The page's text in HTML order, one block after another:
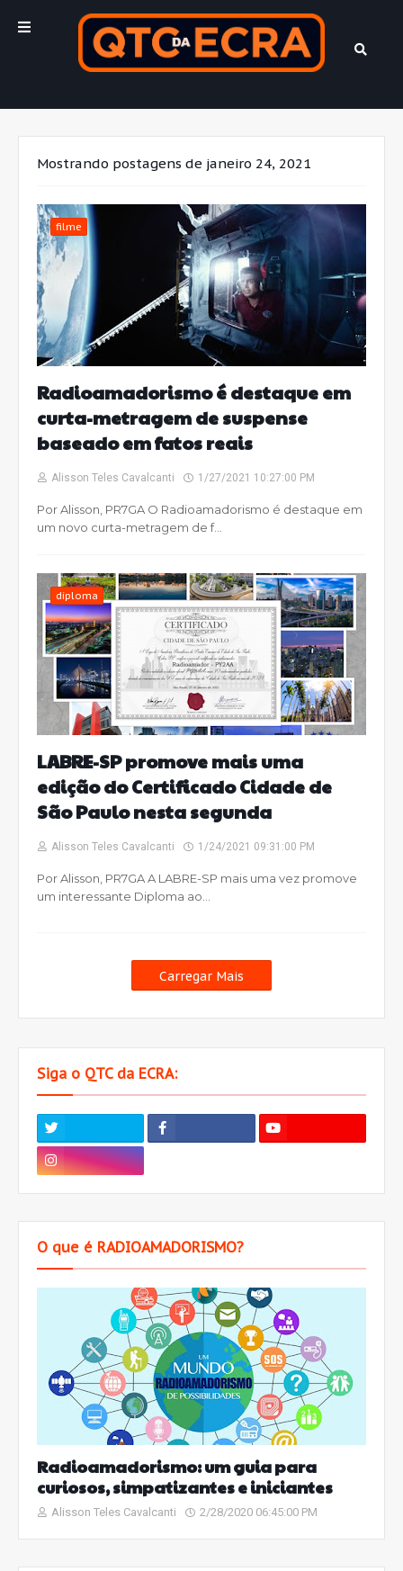
Mostrando postagens de janeiro 24, 2021
filme
Radioamadorismo é destaque em
curta-metragem de suspense
baseado em fatos reais
Alisson Teles Cavalcanti 1/27/2021 10:27:00 PM
Por Alisson, PR7GA O Radioamadorismo é destaque em
um novo curta-metragem de f…
diploma
LABRE-SP promove mais uma
edição do Certificado Cidade de
São Paulo nesta segunda
Alisson Teles Cavalcanti 1/24/2021 09:31:00 PM
Por Alisson, PR7GA A LABRE-SP mais uma vez promove
um interessante Diploma ao…
Carregar Mais
Siga o QTC da ECRA:
O que é RADIOAMADORISMO?
Radioamadorismo: um guia para
curiosos, simpatizantes e iniciantes
Alisson Teles Cavalcanti 2/28/2020 06:45:00 PM